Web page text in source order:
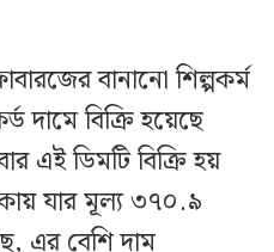
বানানো শিল্পকর্ম
দামে বিক্রি হয়েছে
এই ডিমটি বিক্রি হয়
যার মূল্য ৩৭০.৯
এর বেশি দাম